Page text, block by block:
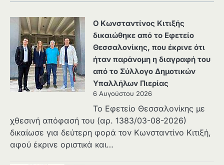
Ο Κωνσταντίνος Κιτιξής
δικαιώθηκε από το Εφετείο
Θεσσαλονίκης, που έκρινε ότι
ήταν παράνομη η διαγραφή του
από το Σύλλογο Δημοτικών
Υπαλλήλων Πιερίας
6 Αυγούστου 2026
Το Εφετείο Θεσσαλονίκης με
χθεσινή απόφασή του (αρ. 1383/03-08-2026)
δικαίωσε για δεύτερη φορά τον Κωνσταντίνο Κιτιξή,
αφού έκρινε οριστικά και…